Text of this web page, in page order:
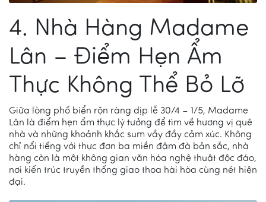
4. Nhà Hàng Madame
Lân – Điểm Hẹn Ẩm
Thực Không Thể Bỏ Lỡ
Giữa lòng phố biển rộn ràng dịp lễ 30/4 – 1/5, Madame
Lân là điểm hẹn ẩm thực lý tưởng để tìm về hương vị quê
nhà và những khoảnh khắc sum vầy đầy cảm xúc. Không
chỉ nổi tiếng với thực đơn ba miền đậm đà bản sắc, nhà
hàng còn là một không gian văn hóa nghệ thuật độc đáo,
nơi kiến trúc truyền thống giao thoa hài hòa cùng nét hiện
đại.